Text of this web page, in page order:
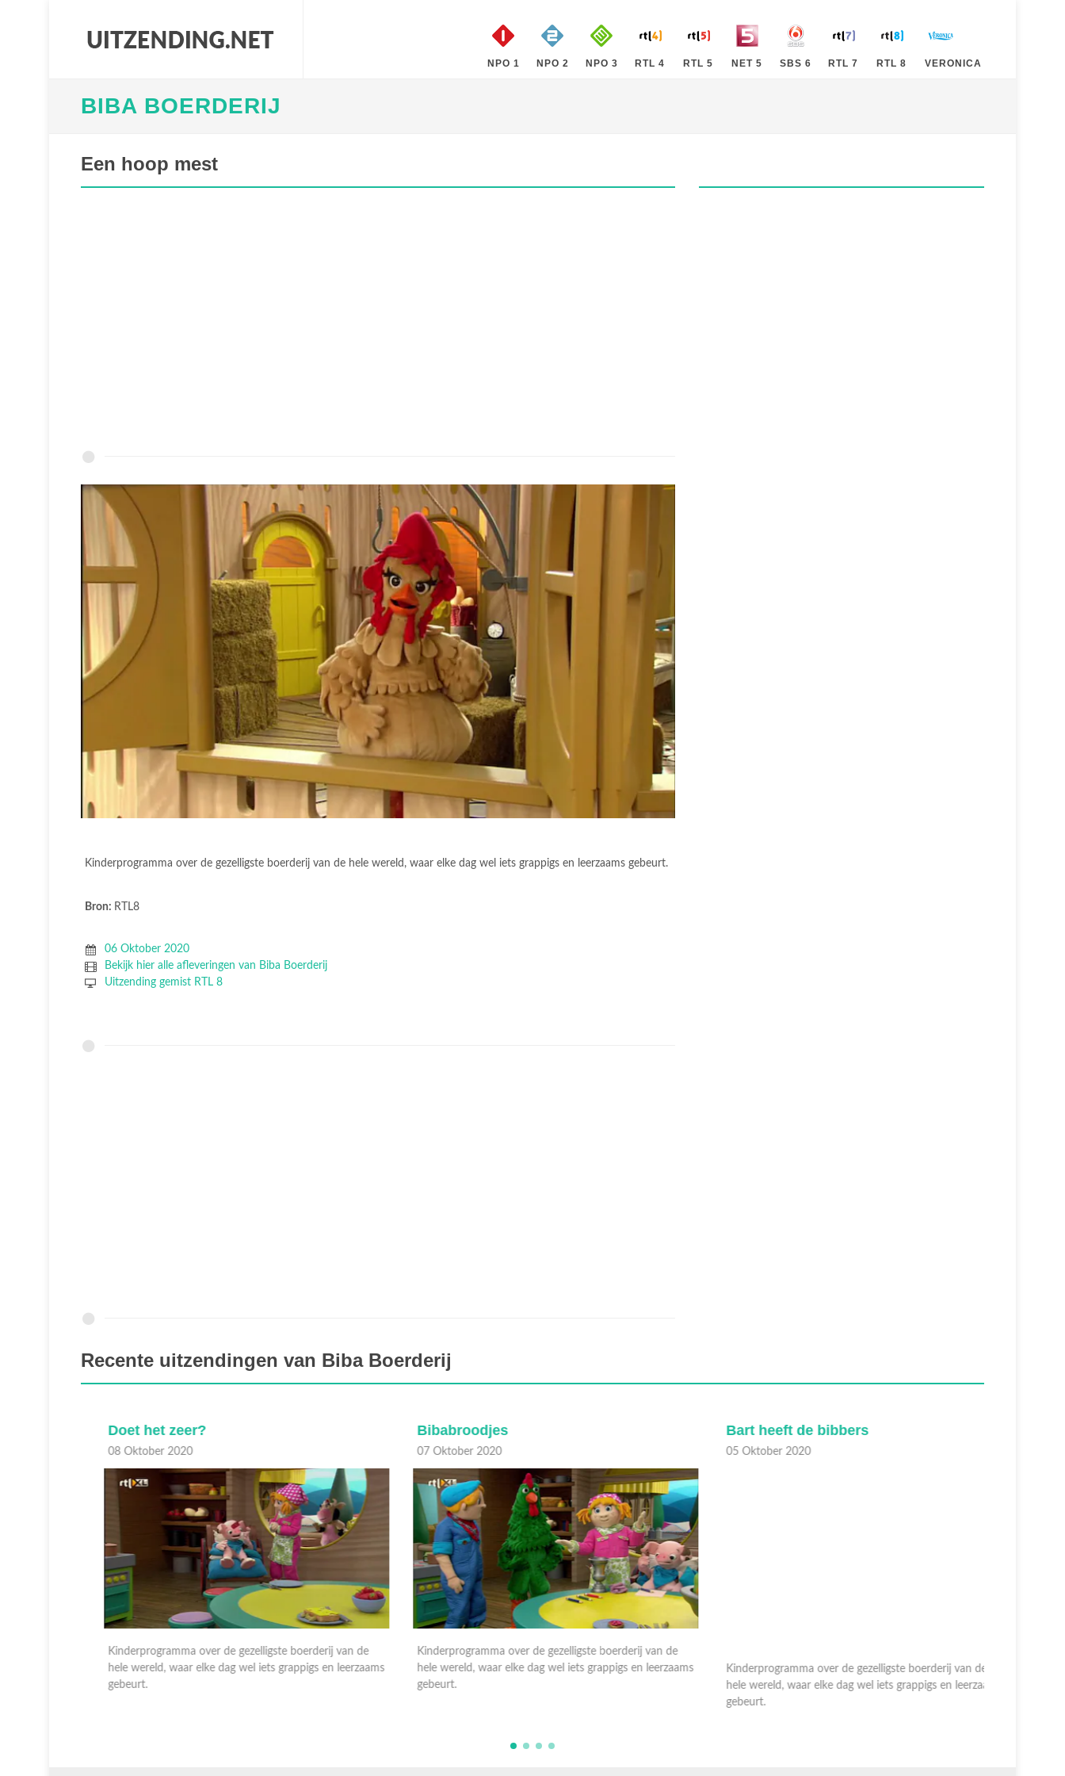
NPO 1 NPO 2 NPO 3 RTL 4 RTL 5 NET 5 SBS 6 RTL 7 RTL 8 VERONICA
BIBA BOERDERIJ
Een hoop mest
Kinderprogramma over de gezelligste boerderij van de hele wereld, waar elke dag wel iets grappigs en leerzaams gebeurt.
Bron: RTL8
06 Oktober 2020
Bekijk hier alle afleveringen van Biba Boerderij
Uitzending gemist RTL 8
Recente uitzendingen van Biba Boerderij
Doet het zeer?
08 Oktober 2020
Kinderprogramma over de gezelligste boerderij van de
hele wereld, waar elke dag wel iets grappigs en leerzaams
gebeurt.
Bibabroodjes
07 Oktober 2020
Kinderprogramma over de gezelligste boerderij van de
hele wereld, waar elke dag wel iets grappigs en leerzaams
gebeurt.
Bart heeft de bibbers
05 Oktober 2020
hele wereld, waar elke dag wel iets grappigs en leerzaams
gebeurt.